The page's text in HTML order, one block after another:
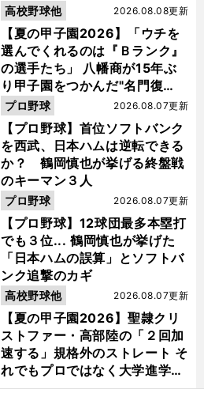
【夏の甲子園2026】「ウチを
選んでくれるのは『Ｂランク』
の選手たち」 八幡商が15年ぶ
り甲子園をつかんだ"名門復
活"の舞台裏
2026.08.08更新
高校野球他
【プロ野球】首位ソフトバンク
を西武、日本ハムは逆転できる
か？ 鶴岡慎也が挙げる終盤戦
のキーマン３人
2026.08.07更新
プロ野球
【プロ野球】12球団最多本塁打
でも３位... 鶴岡慎也が挙げた
「日本ハムの誤算」とソフトバ
ンク追撃のカギ
2026.08.07更新
プロ野球
【夏の甲子園2026】聖隷クリ
ストファー・高部陸の「２回加
速する」規格外のストレート そ
れでもプロではなく大学進学を
選ぶ理由
2026.08.07更新
高校野球他